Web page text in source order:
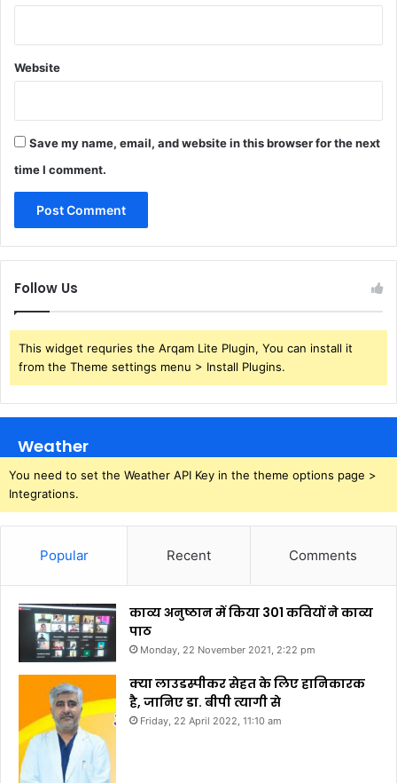
Website
Save my name, email, and website in this browser for the next
time I comment.
Follow Us
This widget requries the Arqam Lite Plugin, You can install it
from the Theme settings menu > Install Plugins.
Weather
You need to set the Weather API Key in the theme options page >
Integrations.
Popular Recent Comments
काव्य अनुष्ठान में किया 301 कवियों ने काव्य
पाठ
Monday, 22 November 2021, 2:22 pm
क्या लाउडस्पीकर सेहत के लिए हानिकारक
है, जानिए डा. बीपी त्यागी से
Friday, 22 April 2022, 11:10 am